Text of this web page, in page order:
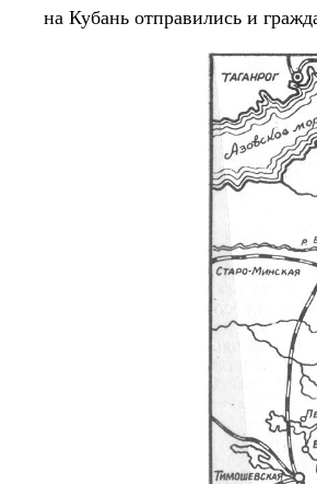
на Кубань отправились и